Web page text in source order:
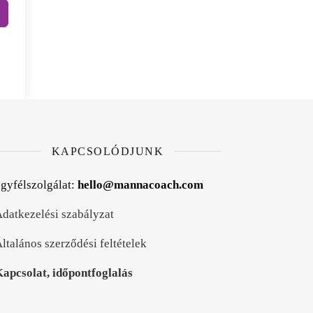
KAPCSOLÓDJUNK
hello@mannacoach.com
szabályzat
szerződési feltételek
időpontfoglalás